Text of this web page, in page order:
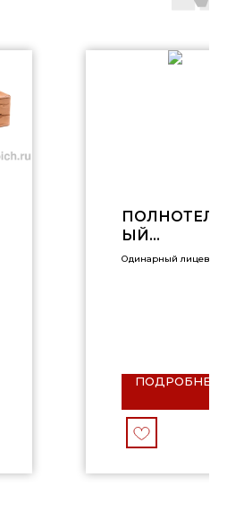
ПОЛНОТЕЛ
ЫЙ
ГРАФИТОВЫ
Одинарный лицевой
ПОДРОБНЕЕ